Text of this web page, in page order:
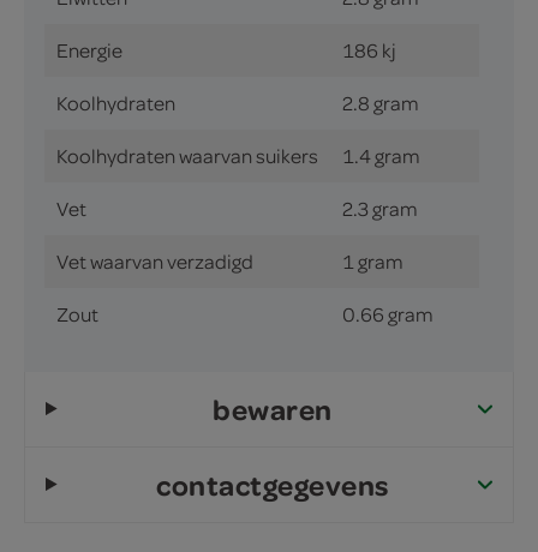
Energie 186 kj
Koolhydraten 2.8 gram
Koolhydraten waarvan suikers 1.4 gram
Vet 2.3 gram
Vet waarvan verzadigd 1 gram
Zout 0.66 gram
bewaren
contactgegevens